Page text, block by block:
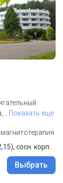
Показать еще
сосн. корп.
Выбрать